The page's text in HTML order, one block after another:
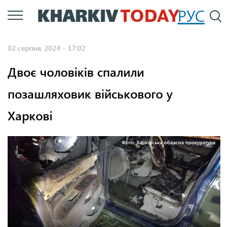
Перейти
до
РУС
02 серпня, 2024 - 17:02
Двоє чоловіків спалили
позашляховик військового у
Харкові
Фото: Харківська обласна прокуратура